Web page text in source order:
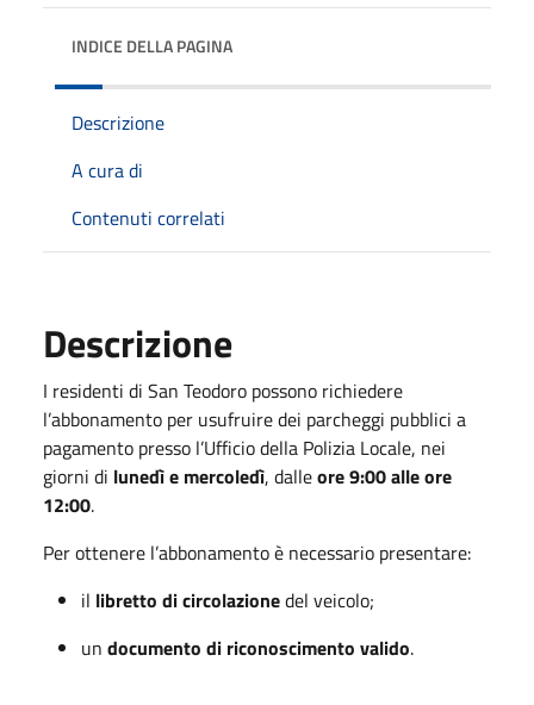
INDICE DELLA PAGINA
Descrizione
A cura di
Contenuti correlati
Descrizione
I residenti di San Teodoro possono richiedere
l’abbonamento per usufruire dei parcheggi pubblici a
pagamento presso l’Ufficio della Polizia Locale, nei
giorni di lunedì e mercoledì, dalleore 9:00 alle ore
12:00.
Per ottenere l’abbonamento è necessario presentare:
il libretto di circolazionedel veicolo;
un documento di riconoscimento valido.